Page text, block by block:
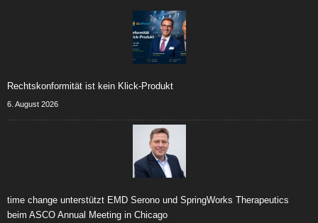
Rechtskonformität ist kein Klick-Produkt
6. August 2026
time change unterstützt EMD Serono und SpringWorks Therapeutics
beim ASCO Annual Meeting in Chicago